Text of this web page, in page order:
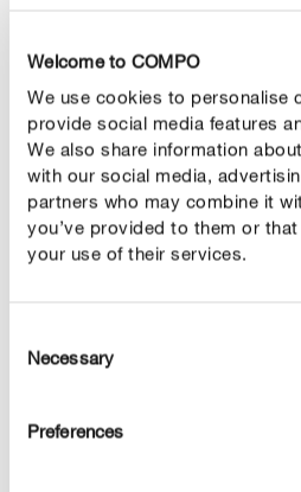
Welcome to COMPO
We use cookies to personalise
provide social media features
We also share information
with our social media,
partners who may combine it
you’ve provided to them or
your use of their services.
Selection
Necessary
Preferences
Jajastonki ziemniaczanej
pomarańczowe i owad składa je
stronie liści roślin. Świeżo
ciemnoczerwone, ale szybko
przechodzą trzy linienia.
rozpoznać po ich
czarnymi kropkami po bokach.
Stonka ziemniaczana zimuje w
zaczyna latać i żeruje na
ziemniaka. Okres
dni, po czym samice